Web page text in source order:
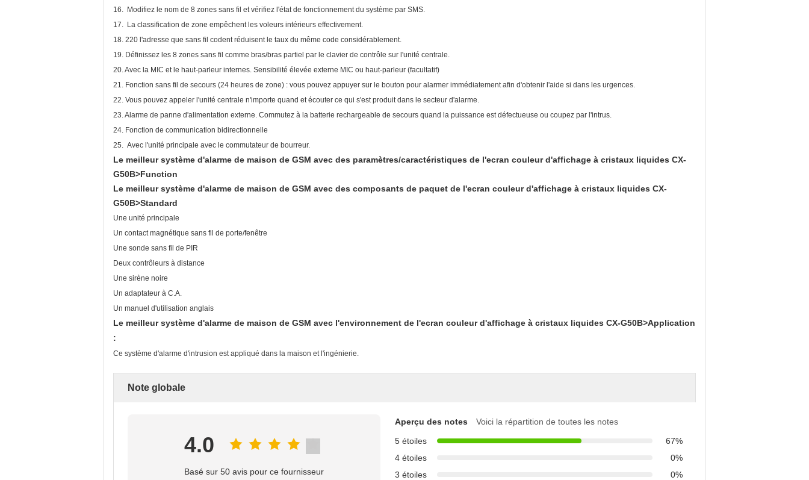
16. Modifiez le nom de 8 zones sans fil et vérifiez l'état de fonctionnement du système par SMS.
17. La classification de zone empêchent les voleurs intérieurs effectivement.
18. 220 l'adresse que sans fil codent réduisent le taux du même code considérablement.
19. Définissez les 8 zones sans fil comme bras/bras partiel par le clavier de contrôle sur l'unité centrale.
20. Avec la MIC et le haut-parleur internes. Sensibilité élevée externe MIC ou haut-parleur (facultatif)
21. Fonction sans fil de secours (24 heures de zone) : vous pouvez appuyer sur le bouton pour alarmer immédiatement afin d'obtenir l'aide si dans les urgences.
22. Vous pouvez appeler l'unité centrale n'importe quand et écouter ce qui s'est produit dans le secteur d'alarme.
23. Alarme de panne d'alimentation externe. Commutez à la batterie rechargeable de secours quand la puissance est défectueuse ou coupez par l'intrus.
24. Fonction de communication bidirectionnelle
25. Avec l'unité principale avec le commutateur de bourreur.
Le meilleur système d'alarme de maison de GSM avec des paramètres/caractéristiques de l'ecran couleur d'affichage à cristaux liquides CX-
G50B>Function
Le meilleur système d'alarme de maison de GSM avec des composants de paquet de l'ecran couleur d'affichage à cristaux liquides CX-
G50B>Standard
Une unité principale
Un contact magnétique sans fil de porte/fenêtre
Une sonde sans fil de PIR
Deux contrôleurs à distance
Une sirène noire
Un adaptateur à C.A.
Un manuel d'utilisation anglais
Le meilleur système d'alarme de maison de GSM avec l'environnement de l'ecran couleur d'affichage à cristaux liquides CX-G50B>Application
:
Ce système d'alarme d'intrusion est appliqué dans la maison et l'ingénierie.
Note globale
4.0
Basé sur 50 avis pour ce fournisseur
Aperçu des notes
Voici la répartition de toutes les notes
5 étoiles
67%
4 étoiles
0%
3 étoiles
0%